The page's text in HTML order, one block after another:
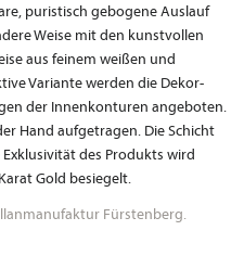
puristisch gebogene Auslauf
Weise mit den kunstvollen
aus feinem weißen und
Variante werden die Dekor-
der Innenkonturen angeboten.
Hand aufgetragen. Die Schicht
des Produkts wird
Gold besiegelt.
Fürstenberg.